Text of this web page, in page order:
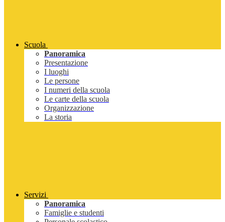
Scuola
Panoramica
Presentazione
I luoghi
Le persone
I numeri della scuola
Le carte della scuola
Organizzazione
La storia
Servizi
Panoramica
Famiglie e studenti